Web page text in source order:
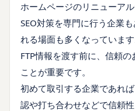
ホームページのリニューア
SEO対策を専門に行う企業
れる場面も多くなっています
FTP情報を渡す前に、信頼
ことが重要です。
初めて取引する企業であれ
認や打ち合わせなどで信頼